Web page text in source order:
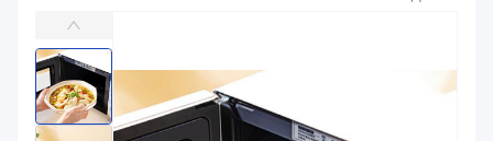
主要用于家庭制作的大份汤品、粥品的储存，炖非骨、炖牛腩等食物的
易食包（EPAK）专注于PP玉米淀粉带盖大容量汤碗25575包装，提供
产品卖点：安全性高、隔热性好、韧性好
应用场景：主要用于家庭制作的大份汤品、粥品的储存，炖非骨、炖牛